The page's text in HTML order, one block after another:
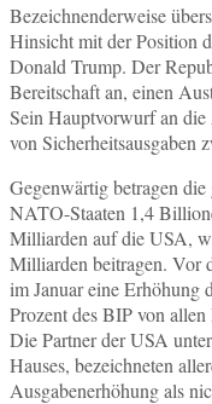
Bezeichnenderweise
Hinsicht mit der Position
Donald Trump. Der
Bereitschaft an, einen
Sein Hauptvorwurf an
von Sicherheitsausgaben
Gegenwärtig betragen
NATO-Staaten 1,4
Milliarden auf die USA,
Milliarden beitragen. Vor
im Januar eine Erhöhung
Prozent des BIP von
Die Partner der USA
Hauses, bezeichneten
Ausgabenerhöhung als